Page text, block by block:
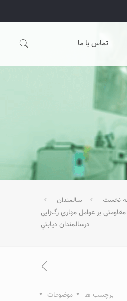
تماس با ما
نخست
سالمندان
بر عوامل مهاري رگ‌زايي
درسالمندان ديابتي
موضوعات برچسب ها